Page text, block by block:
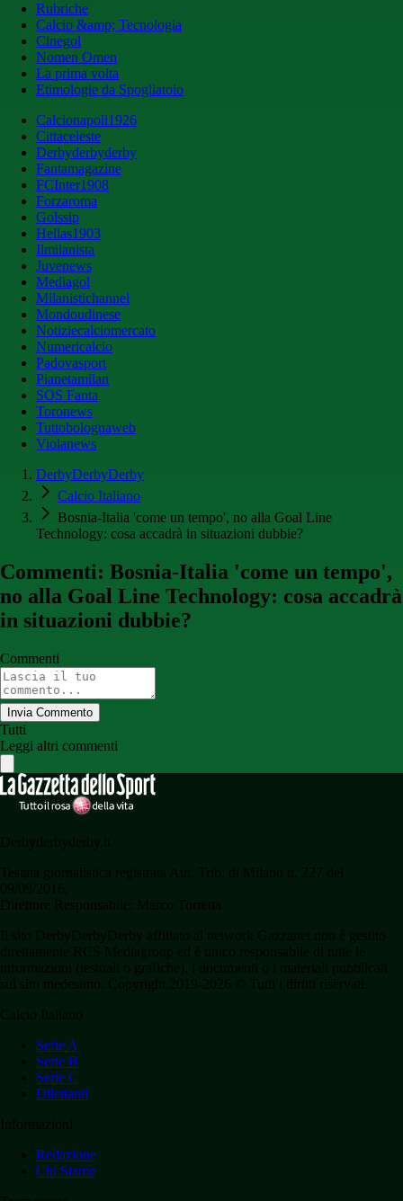
Rubriche
Calcio &amp; Tecnologia
Cinegol
Nomen Omen
La prima volta
Etimologie da Spogliatoio
Calcionapoli1926
Cittaceleste
Derbyderbyderby
Fantamagazine
FCInter1908
Forzaroma
Golssip
Hellas1903
Ilmilanista
Juvenews
Mediagol
Milanistichannel
Mondoudinese
Notiziecalciomercato
Numericalcio
Padovasport
Pianetamilan
SOS Fanta
Toronews
Tuttobolognaweb
Violanews
DerbyDerbyDerby
Calcio Italiano
Bosnia-Italia 'come un tempo', no alla Goal Line
Technology: cosa accadrà in situazioni dubbie?
Commenti: Bosnia-Italia 'come un tempo',
no alla Goal Line Technology: cosa accadrà
in situazioni dubbie?
Commenti
Invia Commento
Tutti
Leggi altri commenti
Serie A
Serie B
Serie C
Dilettanti
Redazione
Chi Siamo